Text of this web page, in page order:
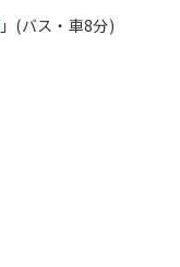
」(バス・車8分)